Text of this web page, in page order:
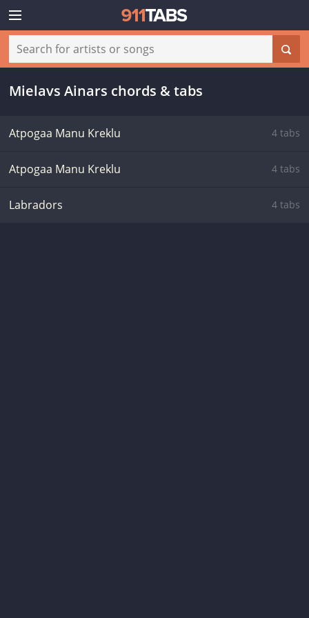
Mielavs Ainars chords & tabs
Atpogaa Manu Kreklu 4 tabs
Atpogaa Manu Kreklu 4 tabs
Labradors 4 tabs